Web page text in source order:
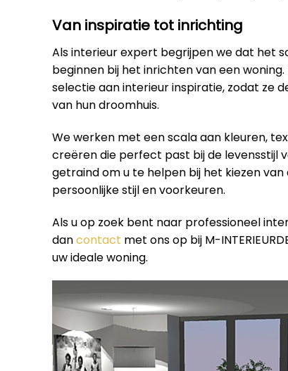
Van inspiratie tot inrichting
Als interieur expert begrijpen we dat het
beginnen bij het inrichten van een
selectie aan interieur inspiratie, zodat ze
van hun droomhuis.
We werken met een scala aan kleuren,
creëren die perfect past bij de levensstijl
getraind om u te helpen bij het kiezen
persoonlijke stijl en voorkeuren.
Als u op zoek bent naar professioneel
dancontact met ons op bij M-
uw ideale woning.